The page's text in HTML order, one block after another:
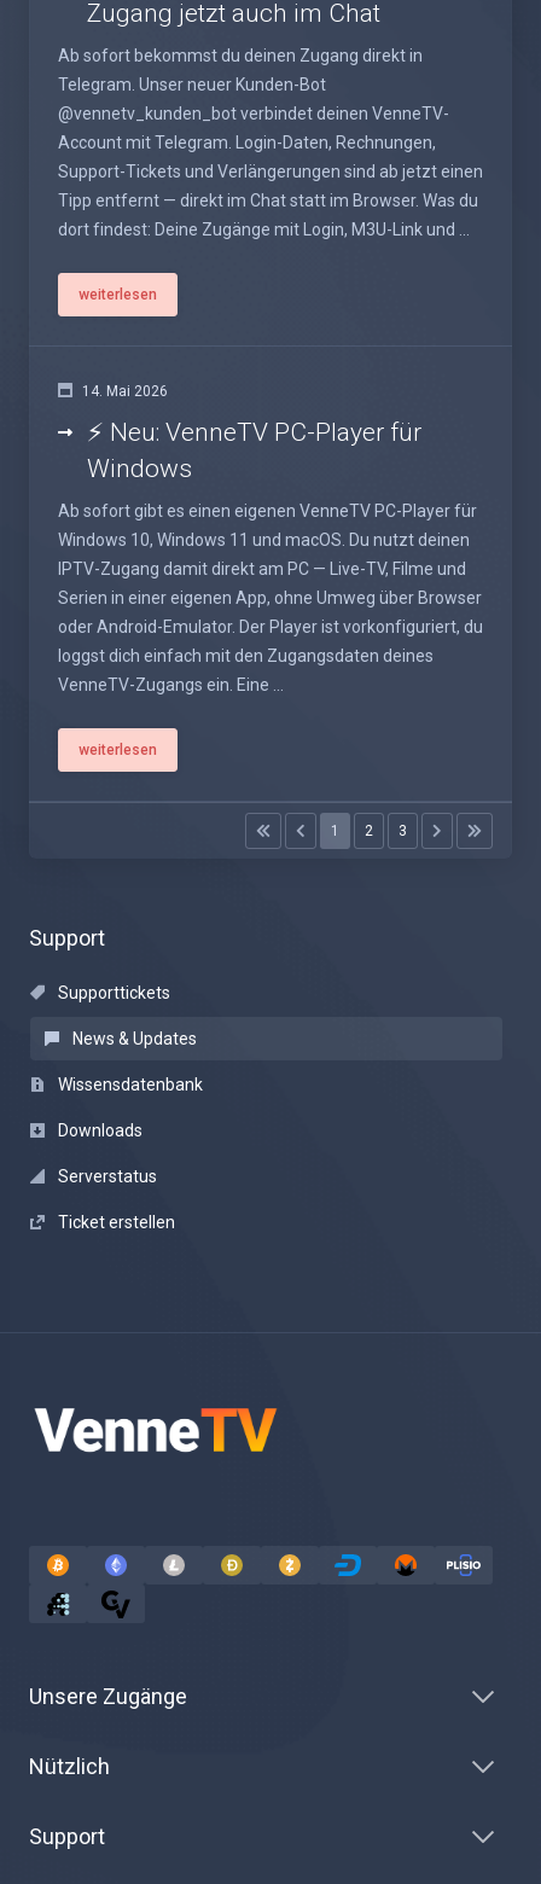
Support
Supporttickets
News & Updates
Wissensdatenbank
Downloads
Serverstatus
Ticket erstellen
Zugang jetzt auch im Chat
Ab sofort bekommst du deinen Zugang direkt in
Telegram. Unser neuer Kunden-Bot
@vennetv_kunden_bot verbindet deinen VenneTV-
Account mit Telegram. Login-Daten, Rechnungen,
Support-Tickets und Verlängerungen sind ab jetzt einen
Tipp entfernt — direkt im Chat statt im Browser. Was du
dort findest: Deine Zugänge mit Login, M3U-Link und ...
weiterlesen
14. Mai 2026
⚡ Neu: VenneTV PC-Player für
Windows
Ab sofort gibt es einen eigenen VenneTV PC-Player für
Windows 10, Windows 11 und macOS. Du nutzt deinen
IPTV-Zugang damit direkt am PC — Live-TV, Filme und
Serien in einer eigenen App, ohne Umweg über Browser
oder Android-Emulator. Der Player ist vorkonfiguriert, du
loggst dich einfach mit den Zugangsdaten deines
VenneTV-Zugangs ein. Eine ...
weiterlesen
1 2 3
Unsere Zugänge
Nützlich
Support